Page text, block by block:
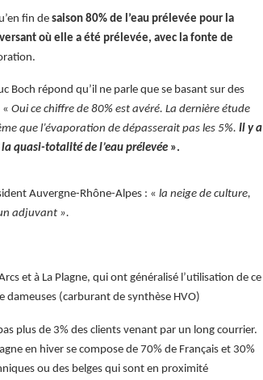
fin de saison 80% de l’eau prélevée pour la
où elle a été prélevée, avec la fonte de
Boch répond qu’il ne parle que se basant sur des
« Oui ce chiffre de 80% est avéré. La dernière étude
que l’évaporation de dépasserait pas les 5%. Il y a
quasi-totalité de l’eau prélevée».
Auvergne-Rhône-Alpes : « la neige de culture,
adjuvant ».
et à La Plagne, qui ont généralisé l’utilisation de ce
dameuses (carburant de synthèse HVO)
plus de 3% des clients venant par un long courrier.
en hiver se compose de 70% de Français et 30%
ou des belges qui sont en proximité